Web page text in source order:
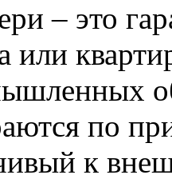
– это
или
по
к